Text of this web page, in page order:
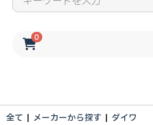
0
全て | メーカーから探す | ダイワ